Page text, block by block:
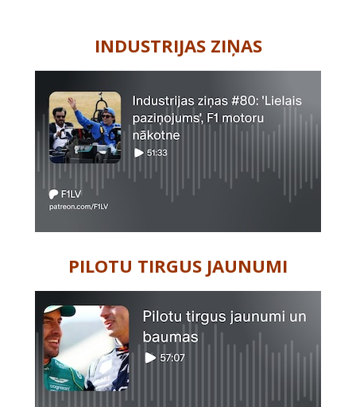
INDUSTRIJAS ZIŅAS
PILOTU TIRGUS JAUNUMI